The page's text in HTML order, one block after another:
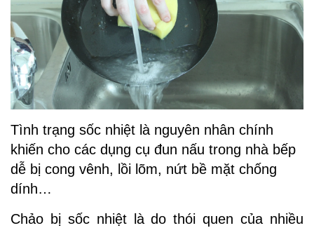
Tình trạng sốc nhiệt là nguyên nhân chính
khiến cho các dụng cụ đun nấu trong nhà bếp
dễ bị cong vênh, lồi lõm, nứt bề mặt chống
dính…
Chảo bị sốc nhiệt là do thói quen của nhiều